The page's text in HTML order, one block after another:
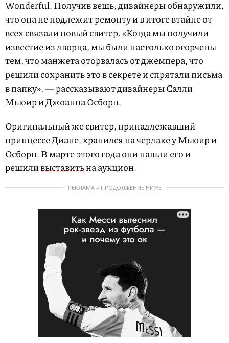
Wonderful. Получив вещь, дизайнеры обнаружили,
что она не подлежит ремонту и в итоге втайне от
всех связали новый свитер. «Когда мы получили
известие из дворца, мы были настолько огорчены
тем, что манжета оторвалась от джемпера, что
решили сохранить это в секрете и спрятали письма
в папку», — рассказывают дизайнеры Салли
Мьюир и Джоанна Осборн.
Оригинальный же свитер, принадлежавший
принцессе Диане, хранился на чердаке у Мьюир и
Осборн. В марте этого года они нашли его и
решиливыставитьна аукцион.
РЕКЛАМА – ПРОДОЛЖЕНИЕ НИЖЕ